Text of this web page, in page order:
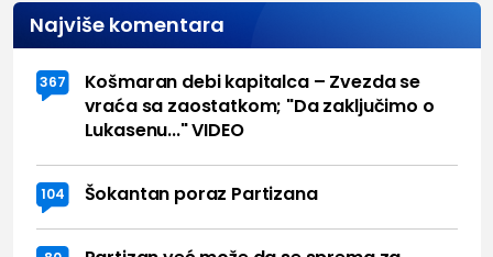
Najviše komentara
367
Košmaran debi kapitalca – Zvezda se
vraća sa zaostatkom; "Da zaključimo o
Lukasenu..." VIDEO
104 Šokantan poraz Partizana